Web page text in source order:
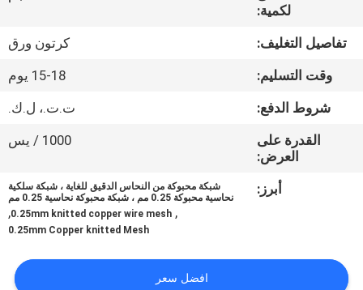
المعمل
مراقبة
الجودة
اقتباس
لكمية:
تفاصيل التغليف:
كرتون ورق
وقت التسليم:
15-18 يوم
شروط الدفع:
ت.ت.، ل.ك.
القدرة على
العرض:
1000 / يس
أبرز:
شبكة محبوكة من النحاس الدقيق للغاية ، شبكة سلكية
نحاسية محبوكة 0.25 مم ، شبكة محبوكة نحاسية 0.25 مم
,
0.25mm knitted copper wire mesh
,
0.25mm Copper knitted Mesh
افضل سعر